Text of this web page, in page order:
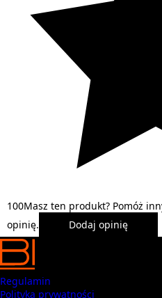
100Masz ten produkt? Pomóż
opinię.
Dodaj opinię
Regulamin
Polityka prywatności